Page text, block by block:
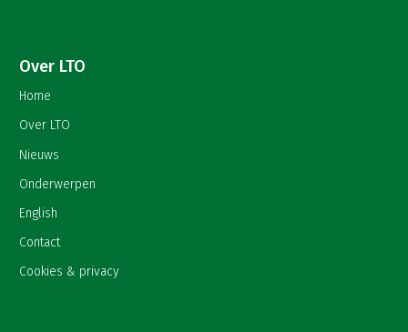
Over LTO
Home
Over LTO
Nieuws
Onderwerpen
English
Contact
Cookies & privacy